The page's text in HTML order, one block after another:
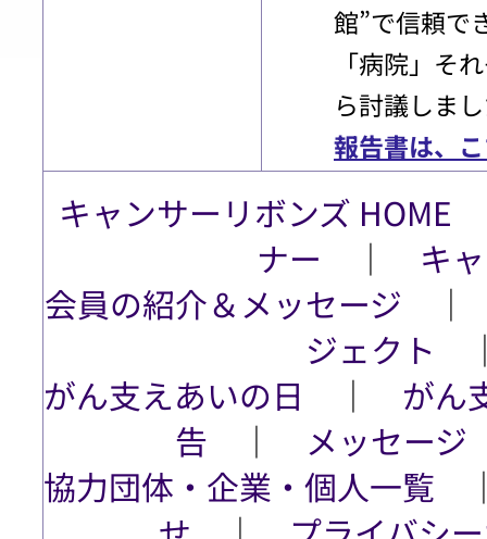
館”で信頼で
「病院」そ
ら討議しま
報告書は、
キャンサーリボンズ HOME
ナー │ キ
会員の紹介＆メッセージ
ジェクト
がん支えあいの日
│ がん
告 │ メッセージ
協力団体・企業・個人一覧